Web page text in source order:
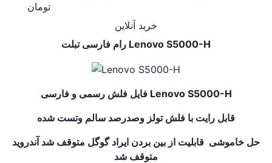
تومان
خرید آنلاین
رام فارسی تبلت Lenovo S5000-H
فایل فلش رسمی و فارسی Lenovo S5000-H
قابل رایت با فلش تولز وصدرصد سالم وتست شده
حل خاموشی قابلیت از بین بردن ایراد گوگل متوقف شد آندروید
متوقف شد